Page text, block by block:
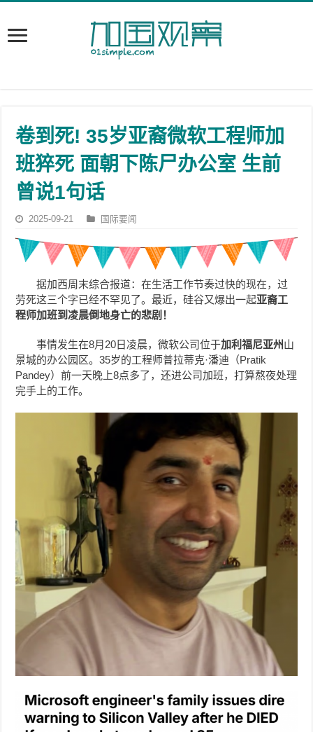
卷到死! 35岁亚裔微软工程师加
班猝死 面朝下陈尸办公室 生前
曾说1句话
2025-09-21 国际要闻
据加西周末综合报道：在生活工作节奏过快的现在，过
劳死这三个字已经不罕见了。最近，硅谷又爆出一起亚裔工
程师加班到凌晨倒地身亡的悲剧！
事情发生在8月20日凌晨，微软公司位于加利福尼亚州山
景城的办公园区。35岁的工程师普拉蒂克·潘迪（Pratik
Pandey）前一天晚上8点多了，还进公司加班，打算熬夜处理
完手上的工作。